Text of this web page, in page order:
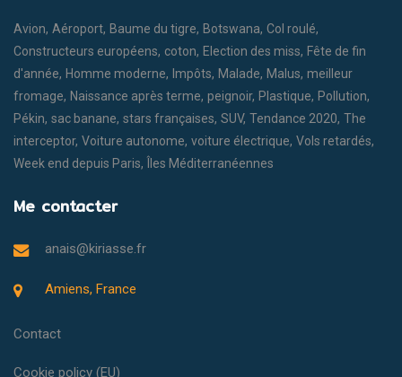
Avion Aéroport Baume du tigre Botswana Col roulé
Constructeurs européens coton Election des miss
Fête de fin
d'année
Homme moderne Impôts Malade Malus meilleur
fromage
Naissance après terme peignoir Plastique
Pollution
Pékin sac banane stars françaises SUV Tendance 2020 The
interceptor Voiture autonome voiture électrique Vols retardés
Week end depuis Paris
Îles Méditerranéennes
Me contacter
anais@kiriasse.fr
Amiens, France
Contact
Cookie policy (EU)